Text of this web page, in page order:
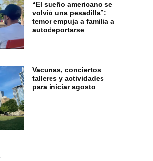
“El sueño americano se
volvió una pesadilla”:
temor empuja a familia a
autodeportarse
Vacunas, conciertos,
talleres y actividades
para iniciar agosto